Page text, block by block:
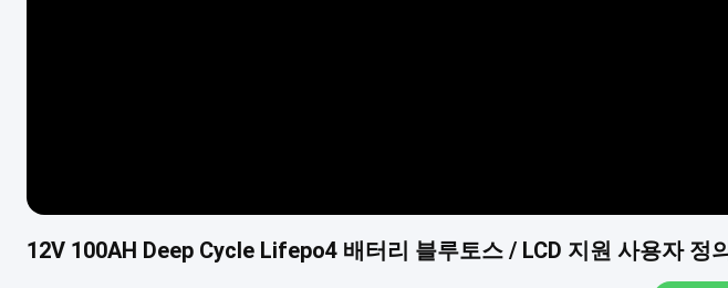
12V 100AH Deep Cycle Lifepo4 배터리 블루토스 / LCD 지원 사용자 정